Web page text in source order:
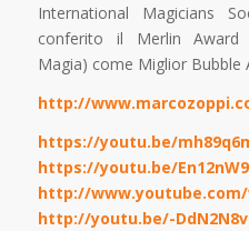
International Magicians
conferito il Merlin Award
Magia) come Miglior Bubble
http://
https://youtu.be/
https://youtu.be/
http://www.youtube.com/
http://youtu.be/-